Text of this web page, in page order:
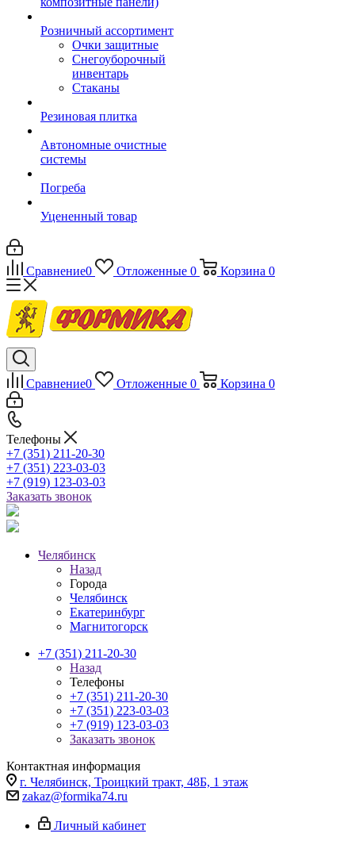
Розничный ассортимент
Очки защитные
Снегоуборочный
инвентарь
Стаканы
Резиновая плитка
Автономные очистные
системы
Погреба
Уцененный товар
Сравнение0 Отложенные 0 Корзина 0
Сравнение0 Отложенные 0 Корзина 0
Телефоны
+7 (351) 211-20-30
+7 (351) 223-03-03
+7 (919) 123-03-03
Заказать звонок
Челябинск
Назад
Города
Челябинск
Екатеринбург
Магнитогорск
+7 (351) 211-20-30
Назад
Телефоны
+7 (351) 211-20-30
+7 (351) 223-03-03
+7 (919) 123-03-03
Заказать звонок
Контактная информация
г. Челябинск, Троицкий тракт, 48Б, 1 этаж
zakaz@formika74.ru
Личный кабинет